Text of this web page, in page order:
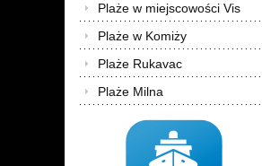
Plaże w miejscowości Vis
Plaże w Komiży
Plaże Rukavac
Plaże Milna